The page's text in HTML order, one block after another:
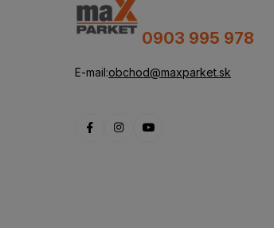
0903 995 978
E-mail:obchod@maxparket.sk